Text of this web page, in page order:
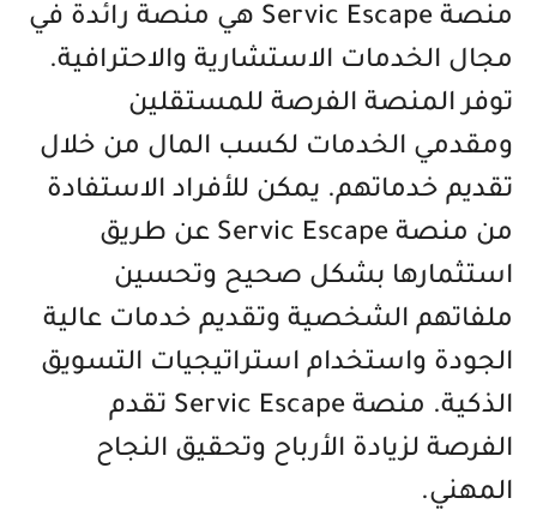
منصة Servic Escape هي منصة رائدة في
مجال الخدمات الاستشارية والاحترافية.
توفر المنصة الفرصة للمستقلين
ومقدمي الخدمات لكسب المال من خلال
تقديم خدماتهم. يمكن للأفراد الاستفادة
من منصة Servic Escape عن طريق
استثمارها بشكل صحيح وتحسين
ملفاتهم الشخصية وتقديم خدمات عالية
الجودة واستخدام استراتيجيات التسويق
الذكية. منصة Servic Escape تقدم
الفرصة لزيادة الأرباح وتحقيق النجاح
المهني.